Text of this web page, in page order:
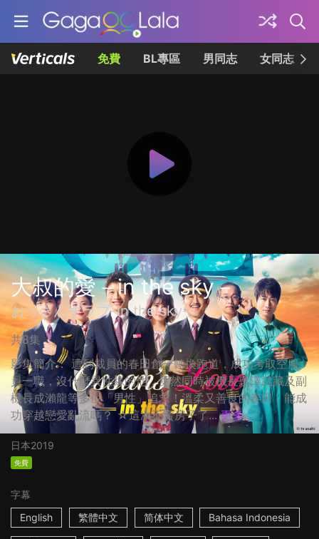
免費 BL專區 男同志 女同志
大叔的愛－in the sky－
おっさんずラブ-in the sky-
共8集
影集簡介： 遭到裁員的春田創一轉換跑道，成功考取空服
員一職，沒什麼異性緣的他，竟然同時被機長黑澤武藏及副
機長成瀨龍等多位「男性」追求！溫柔又善良的春田，能成
功穿越戀愛亂流嗎？ ☆這次不賣房子了... 更多
日本2019
免費
字幕
English
繁體中文 简体中文 Bahasa Indonesia